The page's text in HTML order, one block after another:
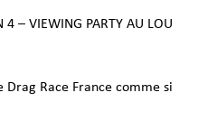
4 – VIEWING PARTY AU LOU
Race France comme si